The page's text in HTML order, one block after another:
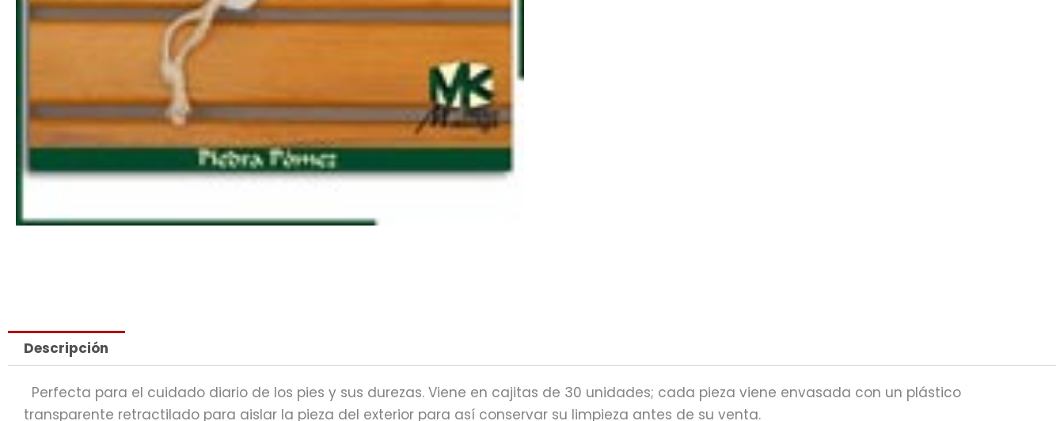
Descripción
Perfecta para el cuidado diario de los pies y sus durezas. Viene en cajitas de 30 unidades; cada pieza viene envasada con un plástico
transparente retractilado para aislar la pieza del exterior para así conservar su limpieza antes de su venta.